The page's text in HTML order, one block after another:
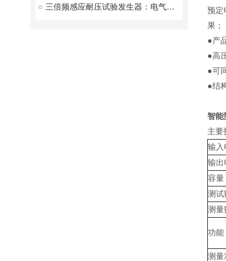
三倍频感应耐压试验发生器：电气安全检测的守护神
预定
果；
●产
●高
●可
●结
智能
主要
输入
输出
容量
测试
测量
功能
测量